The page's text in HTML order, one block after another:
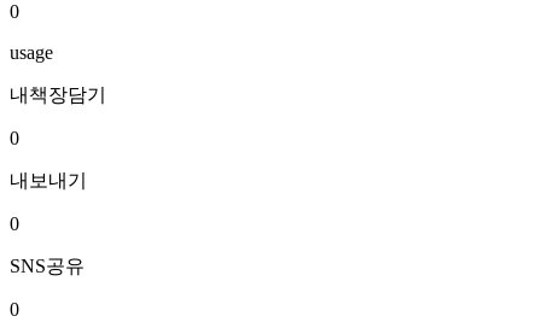
0
usage
내책장담기
0
내보내기
0
SNS공유
0